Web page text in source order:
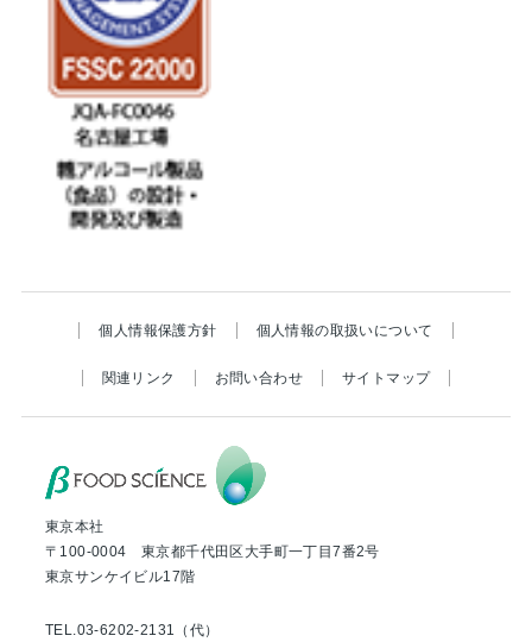
個人情報保護方針 個人情報の取扱いについて
関連リンク お問い合わせ サイトマップ
東京本社
〒100-0004 東京都千代田区大手町一丁目7番2号
東京サンケイビル17階
TEL.03-6202-2131（代）